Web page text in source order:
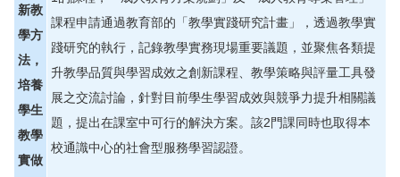
新教
學方
法，
培養
學生
教學
實做
課程申請通過教育部的「教學實踐研究計畫」，透過教學實
踐研究的執行，記錄教學實務現場重要議題，並聚焦各類提
升教學品質與學習成效之創新課程、教學策略與評量工具發
展之交流討論，針對目前學生學習成效與競爭力提升相關議
題，提出在課室中可行的解決方案。該2門課同時也取得本
校通識中心的社會型服務學習認證。